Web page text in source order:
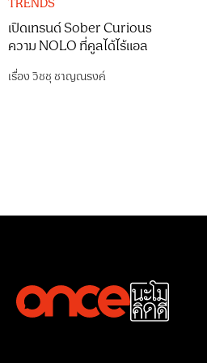
เปิดเทรนด์ Sober Curious
ความ NOLO ที่คูลได้ไร้แอล
เรื่องวิชชุ ชาญณรงค์